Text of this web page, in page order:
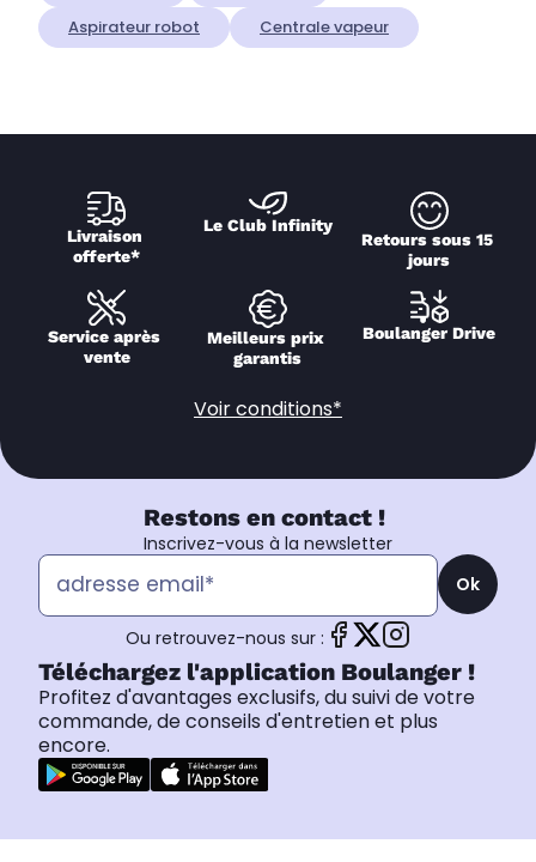
Aspirateur robot
Centrale vapeur
Livraison
offerte*
Le Club Infinity
Retours sous 15
jours
Service après
vente
Meilleurs prix
garantis
Boulanger Drive
Voir conditions*
Restons en contact !
Inscrivez-vous à la newsletter
Ok
Ou retrouvez-nous sur :
Téléchargez l'application Boulanger !
Profitez d'avantages exclusifs, du suivi de votre
commande, de conseils d'entretien et plus
encore.